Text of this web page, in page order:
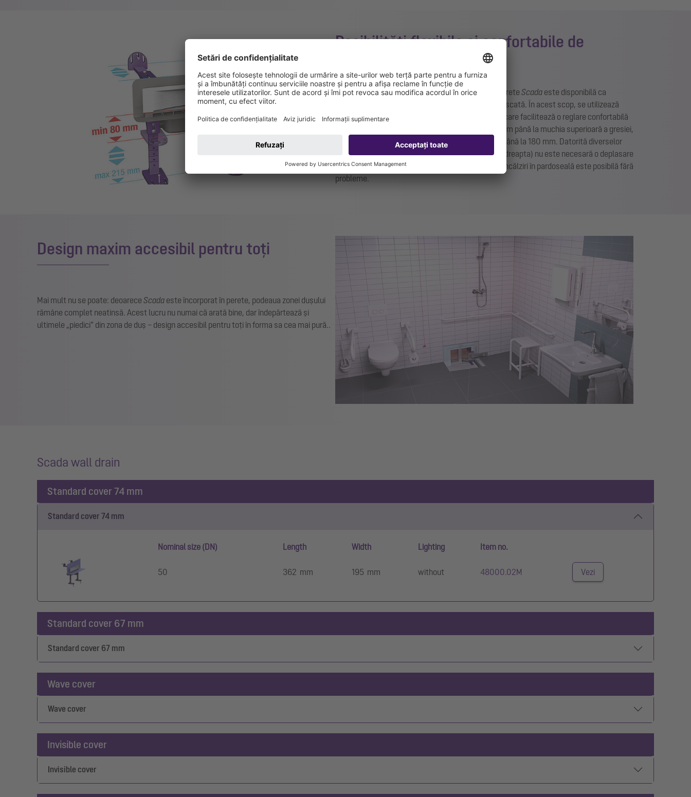
Posibilități flexibile și confortabile de
Pentru montajul facil în diverse condiții, rigola de perete Scada este disponibilă ca
variantă pentru construcție umedă și construcție uscată. În acest scop, se utilizează
picioare de montaj reglabile fără trepte în înălțime, care facilitează o reglare confortabilă
a întregii înălțimi de montare de la 80 până la 215 mm până la muchia superioară a gresiei,
precum și distanțe individuale de la perete de 100 până la 180 mm. Datorită diverselor
posibilități de branșare (frontal, lateral stânga sau dreapta) nu este necesară o deplasare
spațială a conductei de scurgere și montarea unei încălziri în pardoseală este posibilă fără
probleme.
Design maxim accesibil pentru toți
Mai mult nu se poate: deoarece Scada este încorporat în perete, podeaua zonei dușului
rămâne complet neatinsă. Acest lucru nu numai că arată bine, dar îndepărtează și
ultimele „piedici” din zona de duș – design accesibil pentru toți în forma sa cea mai pură..
Scada wall drain
Standard cover 74 mm
Standard cover 74 mm
Nominal size (DN) Length Width Lighting Item no.
50 362 mm 195 mm without 48000.02M Vezi
Standard cover 67 mm
Standard cover 67 mm
Wave cover
Wave cover
Invisible cover
Invisible cover